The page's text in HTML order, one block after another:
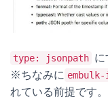
type: jsonpath に
※ちなみに
れている前提です。